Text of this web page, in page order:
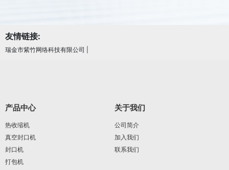
友情链接:
瑞金市紫竹网络科技有限公司
产品中心
热收缩机
真空封口机
封口机
打包机
关于我们
公司简介
加入我们
联系我们